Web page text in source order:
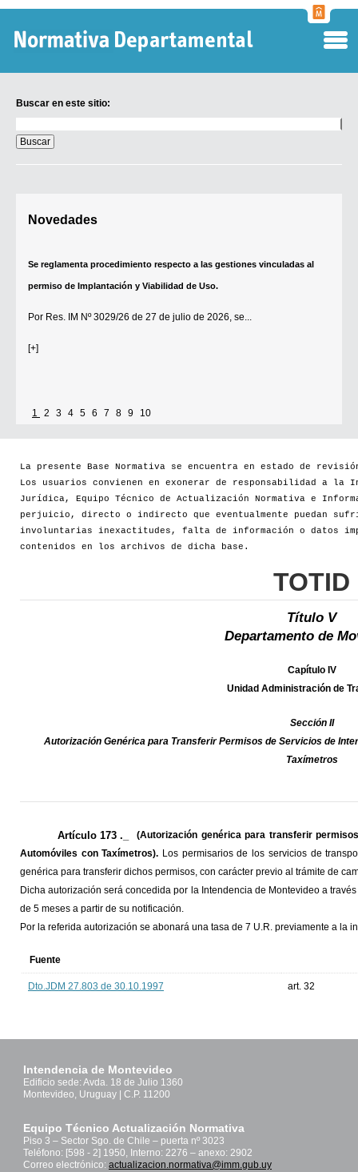
Buscar en este sitio:
en
este
sitio:
Novedades
Se reglamenta procedimiento respecto a las gestiones vinculadas al
permiso de Implantación y Viabilidad de Uso.
Por Res. IM Nº 3029/26 de 27 de julio de 2026, se...
[+]
1 2 3 4 5 6 7 8 9 10
La presente Base Normativa se encuentra en estado de
Los usuarios convienen en exonerar de responsabilidad a la
Jurídica, Equipo Técnico de Actualización Normativa e
perjuicio, directo o indirecto que eventualmente puedan
involuntarias inexactitudes, falta de información o datos
contenidos en los archivos de dicha base.
TOTID
Título V
Departamento de
Capítulo IV
Unidad Administración de
Sección II
Autorización Genérica para Transferir Permisos de Servicios de
Taxímetros
Artículo 173 ._
(Autorización genérica para transferir
Automóviles con Taxímetros). Los permisarios de los servicios de
genérica para transferir dichos permisos, con carácter previo al trámite de
Dicha autorización será concedida por la Intendencia de Montevideo a
de 5 meses a partir de su notificación.
Por la referida autorización se abonará una tasa de 7 U.R. previamente a la
Fuente
Dto.JDM 27.803 de 30.10.1997 art. 32
Intendencia de Montevideo
Edificio sede: Avda. 18 de Julio 1360
Montevideo, Uruguay | C.P. 11200
Equipo Técnico Actualización Normativa
Piso 3 – Sector Sgo. de Chile – puerta nº 3023
Teléfono: [598 - 2] 1950, Interno: 2276 – anexo: 2902
Correo electrónico: actualizacion.normativa@imm.gub.uy